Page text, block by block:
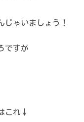
ゃいましょう！
ですが
これ↓